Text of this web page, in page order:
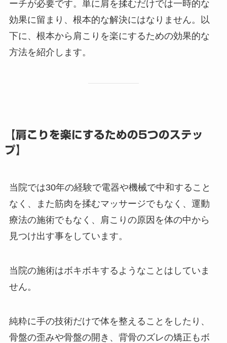
ーチが必要です。単に肩を揉むだけでは一時的な
効果に留まり、根本的な解決にはなりません。以
下に、根本から肩こりを楽にするための効果的な
方法を紹介します。
【肩こりを楽にするための5つのステッ
プ】
当院では30年の経験で電器や機械で中和すること
なく、また筋肉を揉むマッサージでもなく、運動
療法の施術でもなく、肩こりの原因を体の中から
見つけ出す事をしています。
当院の施術はボキボキするようなことはしていま
せん。
純粋に手の技術だけで体を整えることをしたり、
骨盤の歪みや骨盤の開き、背骨のズレの矯正もボ